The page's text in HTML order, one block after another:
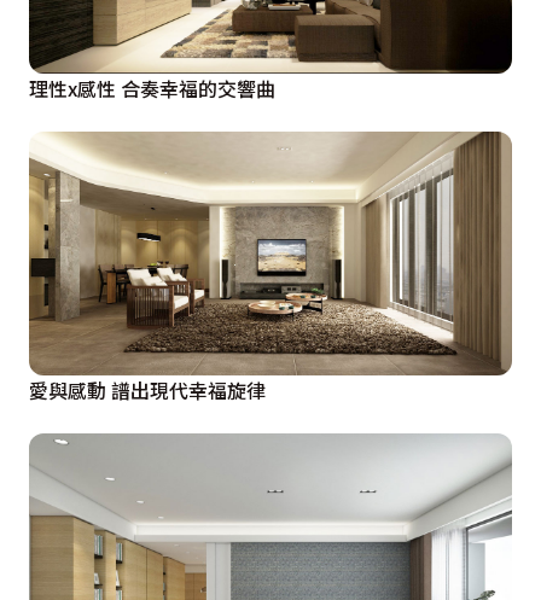
理性x感性 合奏幸福的交響曲
愛與感動 譜出現代幸福旋律